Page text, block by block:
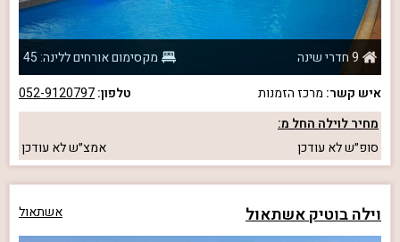
9 חדרי שינה
מקסימום אורחים ללינה: 45
איש קשר: מרכז הזמנות טלפון:052-9120797
מחיר לוילה החל מ:
סופ״שלא עודכן אמצ״שלא עודכן
וילה בוטיק אשתאול אשתאול